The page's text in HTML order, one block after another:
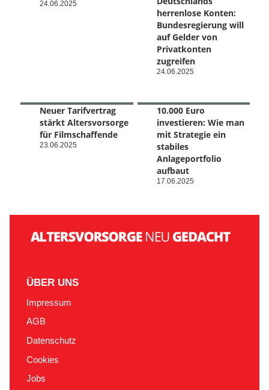
24.06.2025
herrenlose Konten:
Bundesregierung will
auf Gelder von
Privatkonten
zugreifen
24.06.2025
Neuer Tarifvertrag
stärkt Altersvorsorge
für Filmschaffende
23.06.2025
10.000 Euro
investieren: Wie man
mit Strategie ein
stabiles
Anlageportfolio
aufbaut
17.06.2025
ÜBER UNS
Impressum
AGB
Datenschutz
Cookies
Jobs